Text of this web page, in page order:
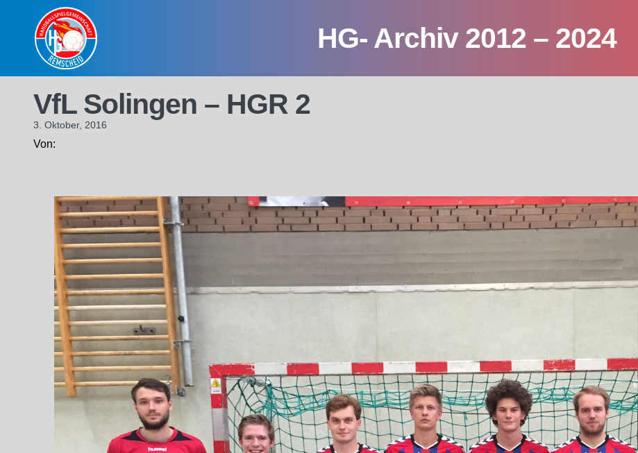
content
HG- Archiv 2012 – 2024
VfL Solingen – HGR 2
3. Oktober, 2016
Von: